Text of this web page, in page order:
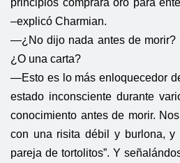
principios comprara oro para
–explicó Charmian.
—¿No dijo nada antes de morir?
¿O una carta?
—Esto es lo más enloquecedor
estado inconsciente durante
conocimiento antes de morir.
con una risita débil y burlona, y
pareja de tortolitos”. Y